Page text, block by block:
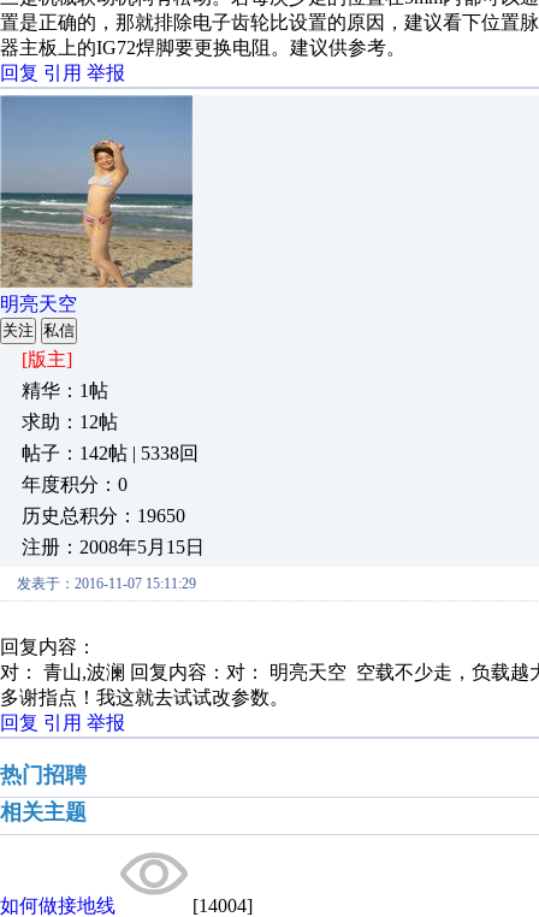
置是正确的，那就排除电子齿轮比设置的原因，建议看下位置
器主板上的IG72焊脚要更换电阻。建议供参考。
回复 引用 举报
明亮天空
关注 私信
[版主]
精华：1帖
求助：12帖
帖子：142帖 | 5338回
年度积分：0
历史总积分：19650
注册：2008年5月15日
发表于：2016-11-07 15:11:29
回复内容：
对： 青山,波澜 回复内容：对： 明亮天空 空载不少走，负载越
多谢指点！我这就去试试改参数。
回复 引用 举报
热门招聘
相关主题
如何做接地线 [14004]